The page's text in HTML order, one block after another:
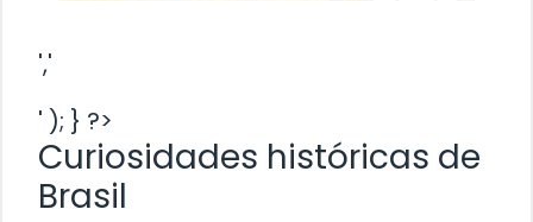
','
' ); } ?>
Curiosidades históricas de
Brasil